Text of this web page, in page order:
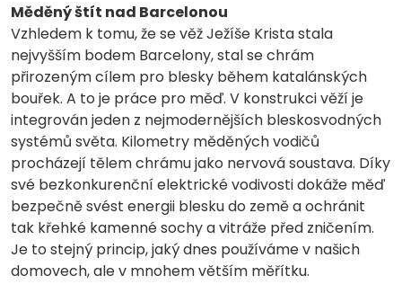
Měděný štít nad Barcelonou
Vzhledem k tomu, že se věž Ježíše Krista stala
nejvyšším bodem Barcelony, stal se chrám
přirozeným cílem pro blesky během katalánských
bouřek. A to je práce pro měď. V konstrukci věží je
integrován jeden z nejmodernějších bleskosvodných
systémů světa. Kilometry měděných vodičů
procházejí tělem chrámu jako nervová soustava. Díky
své bezkonkurenční elektrické vodivosti dokáže měď
bezpečně svést energii blesku do země a ochránit
tak křehké kamenné sochy a vitráže před zničením.
Je to stejný princip, jaký dnes používáme v našich
domovech, ale v mnohem větším měřítku.